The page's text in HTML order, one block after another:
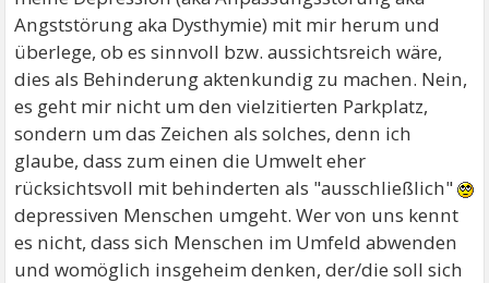
Angststörung aka Dysthymie) mit mir herum und
überlege, ob es sinnvoll bzw. aussichtsreich wäre,
dies als Behinderung aktenkundig zu machen. Nein,
es geht mir nicht um den vielzitierten Parkplatz,
sondern um das Zeichen als solches, denn ich
glaube, dass zum einen die Umwelt eher
rücksichtsvoll mit behinderten als "ausschließlich"
depressiven Menschen umgeht. Wer von uns kennt
es nicht, dass sich Menschen im Umfeld abwenden
und womöglich insgeheim denken, der/die soll sich